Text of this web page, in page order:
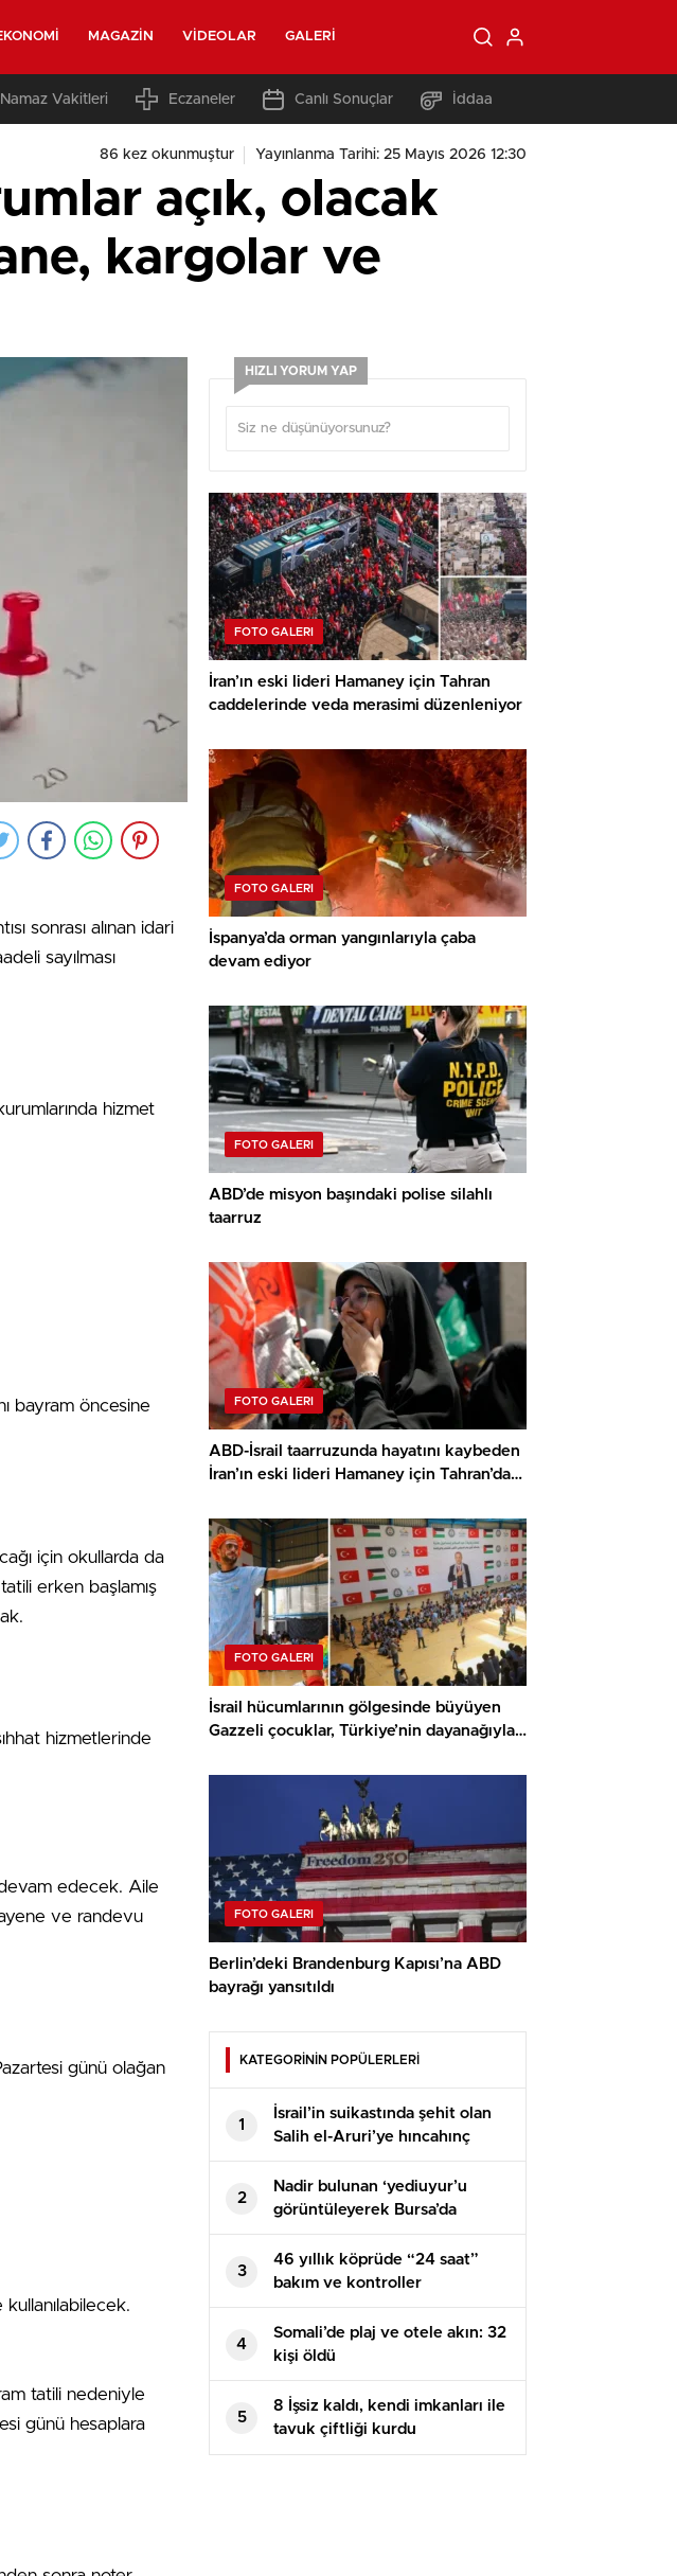
MAGAZIN VIDEOLAR GALERI
Namaz Vakitleri Eczaneler Canlı Sonuçlar İddaa
86 kez okunmuştur Yayınlanma Tarihi: 25 Mayıs 2026 12:30
açık, olacak
kargolar ve
sonrası alınan idari
sayılması
hizmet
bayram öncesine
için okullarda da
erken başlamış
hizmetlerinde
edecek. Aile
ve randevu
günü olağan
tatili nedeniyle
günü hesaplara
HIZLI YORUM YAP
FOTO GALERI
İran’ın eski lideri Hamaney için Tahran
caddelerinde veda merasimi düzenleniyor
FOTO GALERI
İspanya’da orman yangınlarıyla çaba
devam ediyor
FOTO GALERI
ABD’de misyon başındaki polise silahlı
taarruz
FOTO GALERI
ABD-İsrail taarruzunda hayatını kaybeden
İran’ın eski lideri Hamaney için Tahran’da
FOTO GALERI
İsrail hücumlarının gölgesinde büyüyen
Gazzeli çocuklar, Türkiye’nin dayanağıyla
FOTO GALERI
Berlin’deki Brandenburg Kapısı’na ABD
bayrağı yansıtıldı
KATEGORİNİN POPÜLERLERİ
1
İsrail’in suikastında şehit olan
Salih el-Aruri’ye hıncahınç
veda
2
Nadir bulunan ‘yediuyur’u
görüntüleyerek Bursa’da
yaşadığını ispatladı
3
46 yıllık köprüde “24 saat”
bakım ve kontroller
4
Somali’de plaj ve otele akın: 32
kişi öldü
5
8 İşsiz kaldı, kendi imkanları ile
tavuk çiftliği kurdu